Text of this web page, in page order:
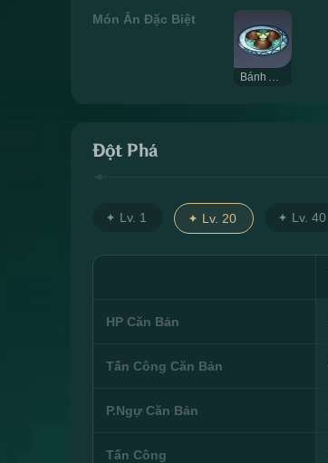
Món Ăn Đặc Biệt
Bánh Ajilenakh Nướng Cổ Điển
Đột Phá
Lv. 1 Lv. 20 Lv. 40
HP Căn Bản
Tấn Công Căn Bản
P.Ngự Căn Bản
Tấn Công